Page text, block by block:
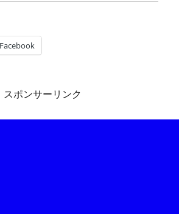
Facebook
スポンサーリンク